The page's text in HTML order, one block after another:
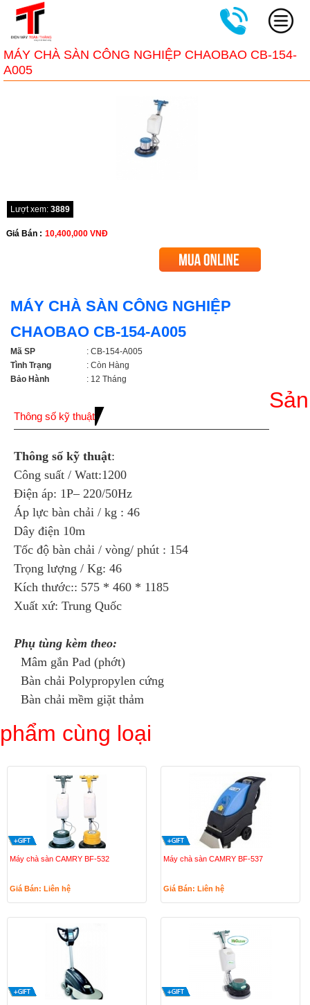
MÁY CHÀ SÀN CÔNG NGHIỆP CHAOBAO CB-154-
A005
Lượt xem: 3889
Giá Bán : 10,400,000 VNĐ
MÁY CHÀ SÀN CÔNG NGHIỆP
CHAOBAO CB-154-A005
Mã SP
: CB-154-A005
Tình Trạng
: Còn Hàng
Bảo Hành
: 12 Tháng
Thông số kỹ thuật
Thông số kỹ thuật:
Công suất / Watt:1200
Điện áp: 1P– 220/50Hz
Áp lực bàn chải / kg : 46
Dây điện 10m
Tốc độ bàn chải / vòng/ phút : 154
Trọng lượng / Kg: 46
Kích thước:: 575 * 460 * 1185
Xuất xứ: Trung Quốc
Phụ tùng kèm theo:
Mâm gắn Pad (phớt)
Bàn chải Polypropylen cứng
Bàn chải mềm giặt thảm
Sản
phẩm cùng loại
Máy chà sàn CAMRY BF-532
Giá Bán: Liên hệ
Máy chà sàn CAMRY BF-537
Giá Bán: Liên hệ